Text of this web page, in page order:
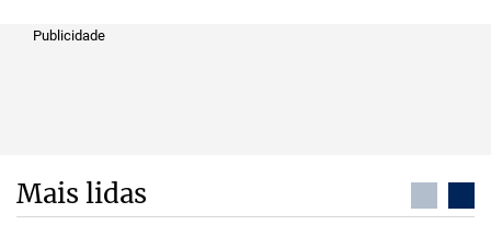
Publicidade
Mais lidas